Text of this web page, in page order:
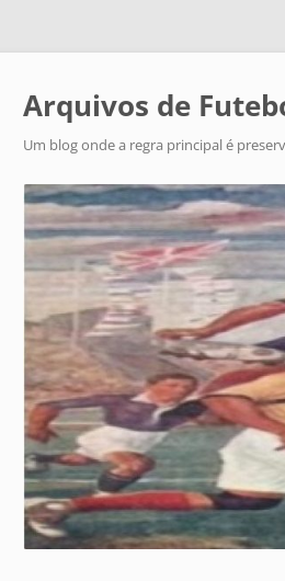
Arquivos de
Um blog onde a regra principal é